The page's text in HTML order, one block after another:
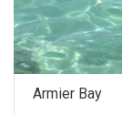
Armier Bay